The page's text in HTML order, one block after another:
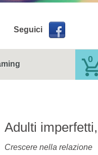
Seguici
0
Adulti
Crescere nella relazione